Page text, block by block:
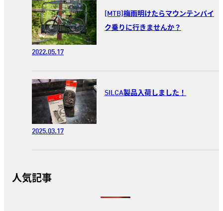
[MTB]梅雨明けたらマウンテンバイ
ク乗りに行きませんか？
2022.05.17
SILCA製品入荷しました！
2025.03.17
人気記事